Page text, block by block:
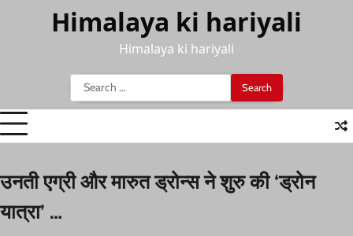
Himalaya ki hariyali
Himalaya ki hariyali
Search
for:
उनती एग्री और मारुत ड्रोन्स ने शुरु की ‘ड्रोन
यात्रा’ …